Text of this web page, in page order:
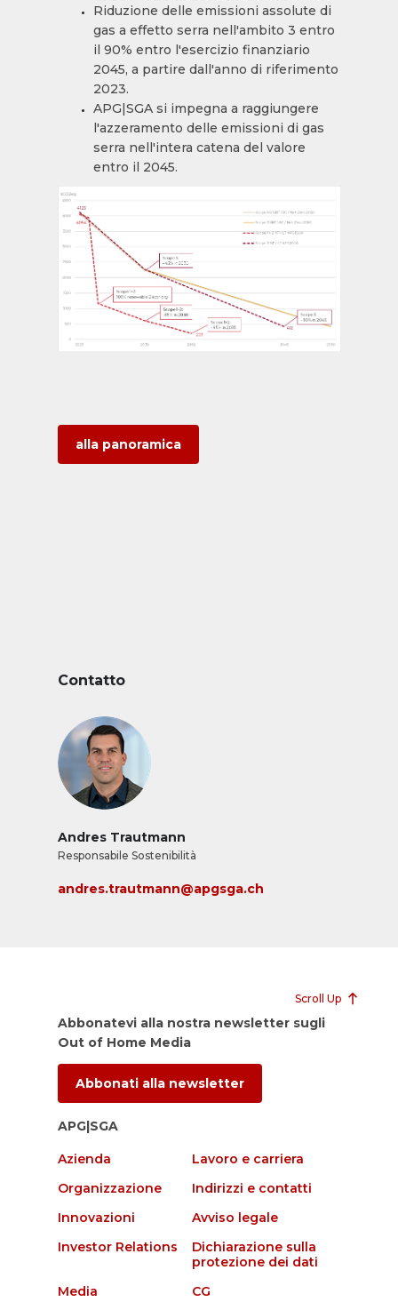
Riduzione delle emissioni assolute di
gas a effetto serra nell'ambito 3 entro
il 90% entro l'esercizio finanziario
2045, a partire dall'anno di riferimento
2023.
APG|SGA si impegna a raggiungere
l'azzeramento delle emissioni di gas
serra nell'intera catena del valore
entro il 2045.
alla panoramica
Contatto
Andres Trautmann
Responsabile Sostenibilità
andres.trautmann@apgsga.ch
Scroll Up
Abbonatevi alla nostra newsletter sugli
Out of Home Media
Abbonati alla newsletter
APG|SGA
Azienda
Lavoro e carriera
Organizzazione
Indirizzi e contatti
Innovazioni
Avviso legale
Investor Relations
Dichiarazione sulla
protezione dei dati
Media
CG